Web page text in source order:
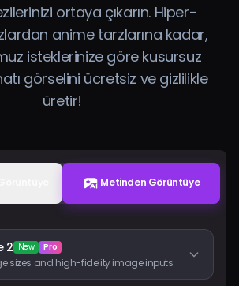
ortaya çıkarın. Hiper-
anime tarzlarına kadar,
isteklerinize göre kusursuz
görselini ücretsiz ve gizlilikle
üretir!
Metinden Görüntüye
2 New Pro
sizes and high-fidelity image inputs